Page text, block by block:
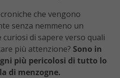
che vengono
senza nemmeno un
di sapere verso quali
più attenzione? Sono in
più pericolosi di tutto lo
di menzogne.